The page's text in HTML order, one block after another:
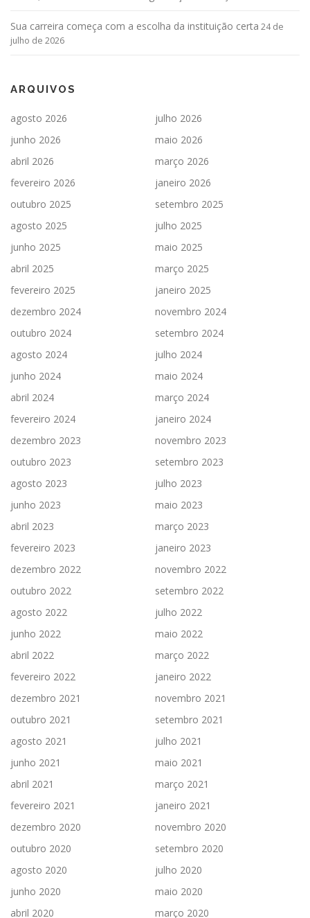
Sua carreira começa com a escolha da instituição certa 24 de
julho de 2026
ARQUIVOS
agosto 2026
julho 2026
junho 2026
maio 2026
abril 2026
março 2026
fevereiro 2026
janeiro 2026
outubro 2025
setembro 2025
agosto 2025
julho 2025
junho 2025
maio 2025
abril 2025
março 2025
fevereiro 2025
janeiro 2025
dezembro 2024
novembro 2024
outubro 2024
setembro 2024
agosto 2024
julho 2024
junho 2024
maio 2024
abril 2024
março 2024
fevereiro 2024
janeiro 2024
dezembro 2023
novembro 2023
outubro 2023
setembro 2023
agosto 2023
julho 2023
junho 2023
maio 2023
abril 2023
março 2023
fevereiro 2023
janeiro 2023
dezembro 2022
novembro 2022
outubro 2022
setembro 2022
agosto 2022
julho 2022
junho 2022
maio 2022
abril 2022
março 2022
fevereiro 2022
janeiro 2022
dezembro 2021
novembro 2021
outubro 2021
setembro 2021
agosto 2021
julho 2021
junho 2021
maio 2021
abril 2021
março 2021
fevereiro 2021
janeiro 2021
dezembro 2020
novembro 2020
outubro 2020
setembro 2020
agosto 2020
julho 2020
junho 2020
maio 2020
abril 2020
março 2020